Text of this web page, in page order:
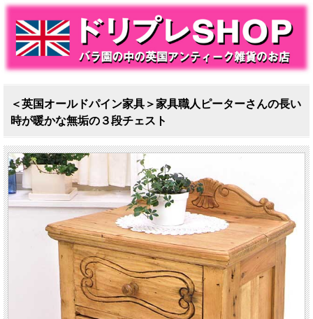
＜英国オールドパイン家具＞家具職人ピーターさんの長い
時が暖かな無垢の３段チェスト